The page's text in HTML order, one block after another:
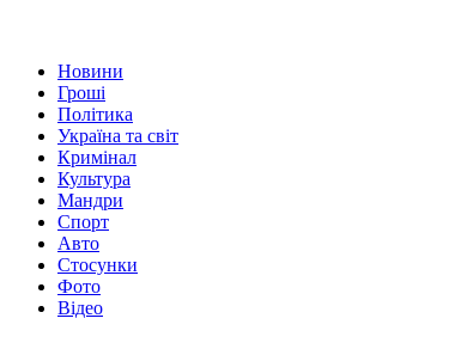
Новини
Гроші
Політика
Україна та світ
Кримінал
Культура
Мандри
Спорт
Авто
Стосунки
Фото
Відео